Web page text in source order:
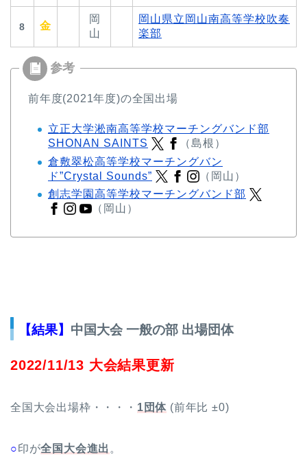
8 金
岡
⼭
岡⼭県⽴岡⼭南⾼等学校吹奏
楽部
前年度(2021年度)の全国出場
立正大学淞南高等学校マーチングバンド部
SHONAN SAINTS
（島根）
倉敷翠松高等学校マーチングバン
ド”Crystal Sounds”
（岡山）
創志学園高等学校マーチングバンド部
（岡山）
【結果】 中国大会 一般の部 出場団体
2022/11/13 大会結果更新
全国大会出場枠・・・・ 1団体 (前年比 ±0)
○印が全国大会進出 。